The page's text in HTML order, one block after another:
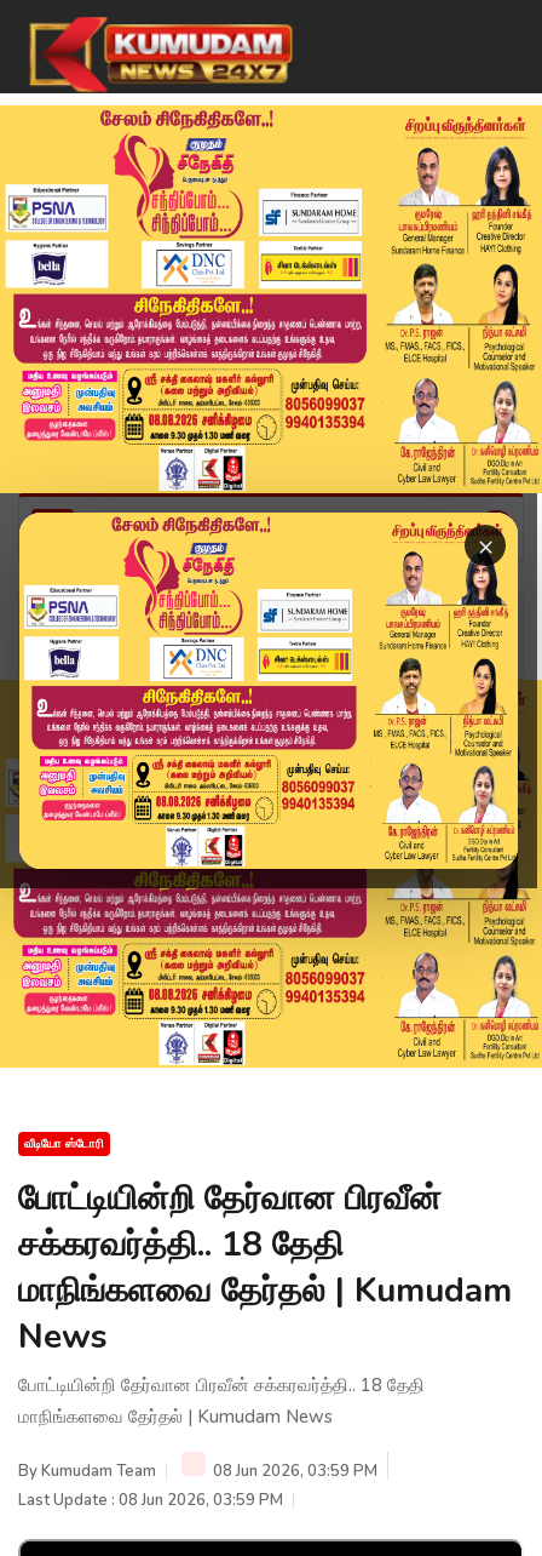
×
Home
வீடியோ ஸ்டோரி
போட்டியின்றி தேர்வான பிரவீன் சக்கரவர்த்தி.. 18 ...
வீடியோ ஸ்டோரி
போட்டியின்றி தேர்வான பிரவீன்
சக்கரவர்த்தி.. 18 தேதி
மாநிங்களவை தேர்தல் | Kumudam
News
போட்டியின்றி தேர்வான பிரவீன் சக்கரவர்த்தி.. 18 தேதி
மாநிங்களவை தேர்தல் | Kumudam News
ByKumudam Team
08 Jun 2026, 03:59 PM
Last Update : 08 Jun 2026, 03:59 PM